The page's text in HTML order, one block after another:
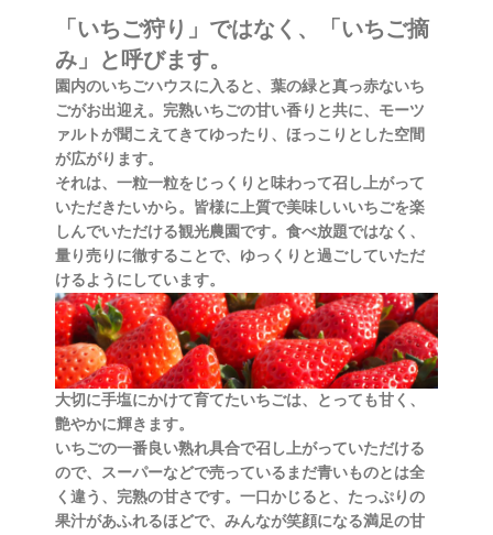
「いちご狩り」ではなく、
「いちご摘
み」と呼びます。
園内のいちごハウスに入ると、葉の緑と真っ赤ないち
ごがお出迎え。完熟いちごの甘い香りと共に、モーツ
ァルトが聞こえてきてゆったり、ほっこりとした空間
が広がります。
それは、一粒一粒をじっくりと味わって召し上がって
いただきたいから。皆様に上質で美味しいいちごを楽
しんでいただける観光農園です。食べ放題ではなく、
量り売りに徹することで、ゆっくりと過ごしていただ
けるようにしています。
大切に手塩にかけて育てたいちごは、とっても甘く、
艶やかに輝きます。
いちごの一番良い熟れ具合で召し上がっていただける
ので、スーパーなどで売っているまだ青いものとは全
く違う、完熟の甘さです。一口かじると、たっぷりの
果汁があふれるほどで、みんなが笑顔になる満足の甘